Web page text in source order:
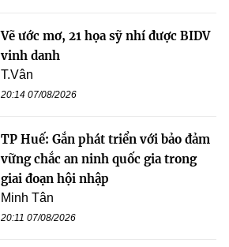
Vẽ ước mơ, 21 họa sỹ nhí được BIDV
vinh danh
T.Vân
20:14 07/08/2026
TP Huế: Gắn phát triển với bảo đảm
vững chắc an ninh quốc gia trong
giai đoạn hội nhập
Minh Tân
20:11 07/08/2026